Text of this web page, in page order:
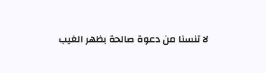
لا تنسنا من دعوة صالحة بظهر الغيب